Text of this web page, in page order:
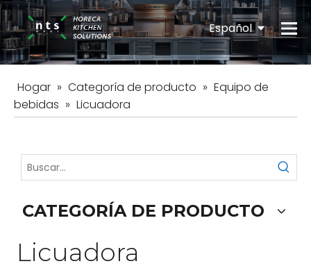
Español
English
Hogar » Categoría de producto » Equipo de
bebidas » Licuadora
CATEGORÍA DE PRODUCTO
Licuadora